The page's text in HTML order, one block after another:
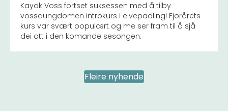
Kayak Voss fortset suksessen med å tilby
vossaungdomen introkurs i elvepadling! Fjorårets
kurs var svært populært og me ser fram til å sjå
dei att i den komande sesongen.
Fleire nyhende